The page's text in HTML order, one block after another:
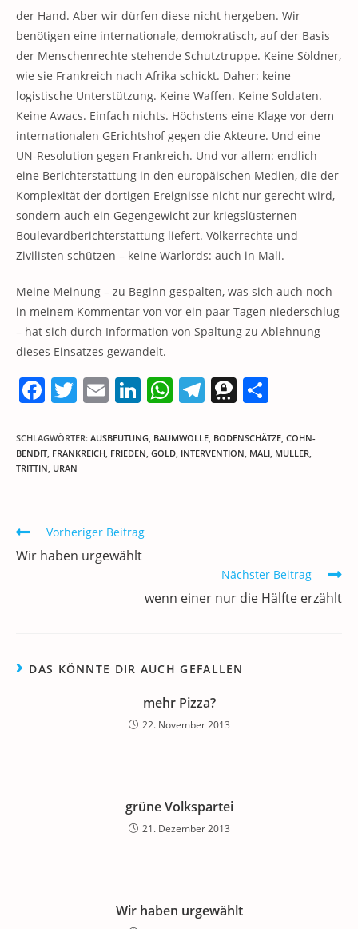
der Hand. Aber wir dürfen diese nicht hergeben. Wir
benötigen eine internationale, demokratisch, auf der Basis
der Menschenrechte stehende Schutztruppe. Keine Söldner,
wie sie Frankreich nach Afrika schickt. Daher: keine
logistische Unterstützung. Keine Waffen. Keine Soldaten.
Keine Awacs. Einfach nichts. Höchstens eine Klage vor dem
internationalen GErichtshof gegen die Akteure. Und eine
UN-Resolution gegen Frankreich. Und vor allem: endlich
eine Berichterstattung in den europäischen Medien, die der
Komplexität der dortigen Ereignisse nicht nur gerecht wird,
sondern auch ein Gegengewicht zur kriegslüsternen
Boulevardberichterstattung liefert. Völkerrechte und
Zivilisten schützen – keine Warlords: auch in Mali.
Meine Meinung – zu Beginn gespalten, was sich auch noch
in meinem Kommentar von vor ein paar Tagen niederschlug
– hat sich durch Information von Spaltung zu Ablehnung
dieses Einsatzes gewandelt.
F
c
e
o
k
T
itt
er
E
ai
l
Li
k
e
W
at
s
T
e
gr
T
re
e
le
n
SCHLAGWÖRTER: AUSBEUTUNG, BAUMWOLLE, BODENSCHÄTZE, COHN-
BENDIT, FRANKREICH, FRIEDEN, GOLD, INTERVENTION, MALI, MÜLLER,
TRITTIN, URAN
Weitere
Artikel
ansehen
Vorheriger Beitrag
Wir haben urgewählt
Nächster Beitrag
wenn einer nur die Hälfte erzählt
DAS KÖNNTE DIR AUCH GEFALLEN
mehr Pizza?
22. November 2013
grüne Volkspartei
21. Dezember 2013
Wir haben urgewählt